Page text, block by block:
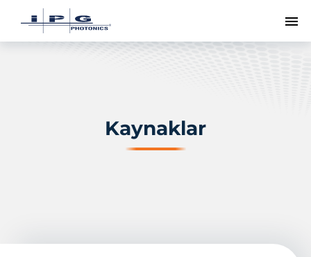
Kaynaklar